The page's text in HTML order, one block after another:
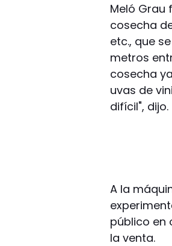
Meló Grau
cosecha
etc., que
metros
cosecha
uvas de
difícil", dijo.
A la
público en
la venta.